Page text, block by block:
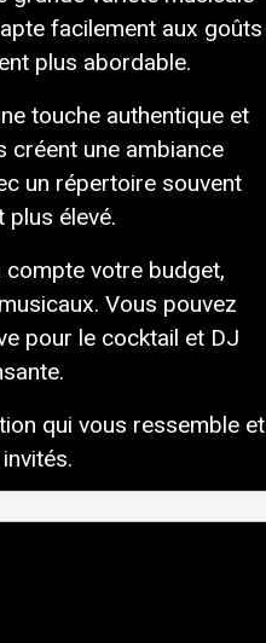
facilement aux goûts
plus abordable.
touche authentique et
créent une ambiance
un répertoire souvent
plus élevé.
compte votre budget,
Vous pouvez
pour le cocktail et DJ
qui vous ressemble et